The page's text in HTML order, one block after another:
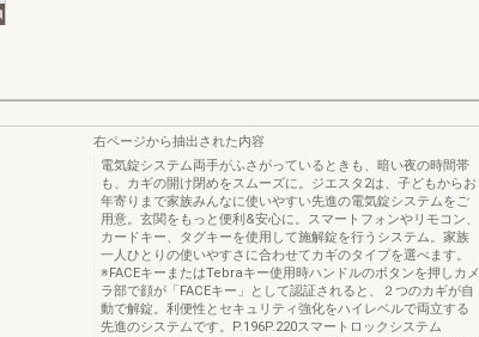
右ページから抽出された内容
電気錠システム両手がふさがっているときも、暗い夜の時間帯
も、カギの開け閉めをスムーズに。ジエスタ2は、子どもからお
年寄りまで家族みんなに使いやすい先進の電気錠システムをご
用意。玄関をもっと便利&安心に。スマートフォンやリモコン、
カードキー、タグキーを使用して施解錠を行うシステム。家族
一人ひとりの使いやすさに合わせてカギのタイプを選べます。
※FACEキーまたはTebraキー使用時ハンドルのボタンを押しカメ
ラ部で顔が「FACEキー」として認証されると、２つのカギが自
動で解錠。利便性とセキュリティ強化をハイレベルで両立する
先進のシステムです。P.196P.220スマートロックシステム